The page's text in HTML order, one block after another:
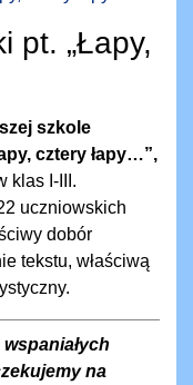
pt. „Łapy,
szkole
cztery łapy…”,
klas I-III.
uczniowskich
dobór
tekstu, właściwą
na